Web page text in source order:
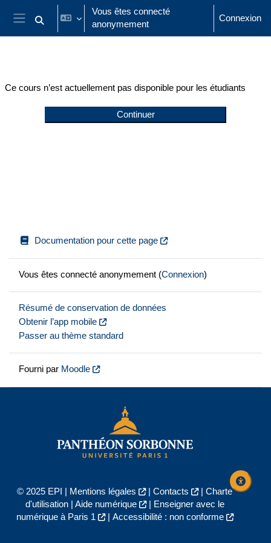
Passer au contenu principal
Panneau latéral
Activer/désactiver la saisie de recherche
Vous êtes connecté
anonymement
Connexion
Ce cours n’est actuellement pas disponible pour les étudiants
Continuer
Documentation pour cette page
Vous êtes connecté anonymement (Connexion)
Résumé de conservation de données
Obtenir l’app mobile
Passer au thème standard
Fourni par Moodle
© 2025 EPI | Mentions légales | Contacts | Charte
d'utilisation| Aide numérique |
Enseigner avec le
numérique à Paris 1
| Accessibilité : non conforme